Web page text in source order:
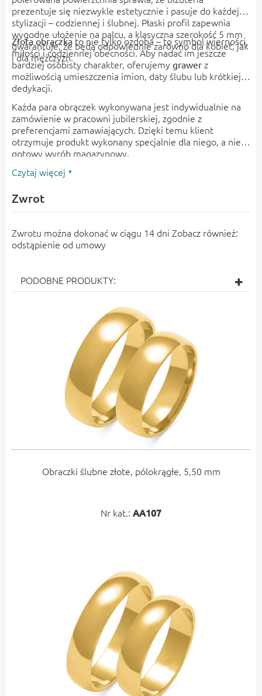
prezentuje się niezwykle estetycznie i pasuje do każdej
stylizacji – codziennej i ślubnej. Płaski profil zapewnia
wygodne ułożenie na palcu, a klasyczna szerokość 5 mm
gwarantuje, że będą odpowiednie zarówno dla kobiet, jak
i dla mężczyzn.
Złota obrączkato nie tylko ozdoba – to symbol wierności,
miłości i codziennej obecności. Aby nadać im jeszcze
bardziej osobisty charakter, oferujemy grawerz
możliwością umieszczenia imion, daty ślubu lub krótkiej
dedykacji.
Każda para obrączek wykonywana jest indywidualnie na
zamówienie w pracowni jubilerskiej, zgodnie z
preferencjami zamawiających. Dzięki temu klient
otrzymuje produkt wykonany specjalnie dla niego, a nie
gotowy wyrób magazynowy.
Czytaj więcej
Zwrot
Zwrotu można dokonać w ciągu 14 dni Zobacz również:
odstąpienie od umowy
PODOBNE PRODUKTY:
Obraczki ślubne złote, pólokrągłe, 5,50 mm
Nr kat.: AA107